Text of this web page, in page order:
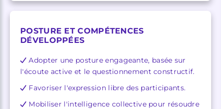
POSTURE ET COMPÉTENCES
DÉVELOPPÉES
Adopter une posture engageante, basée sur
l'écoute active et le questionnement constructif.
Favoriser l'expression libre des participants.
Mobiliser l'intelligence collective pour résoudre